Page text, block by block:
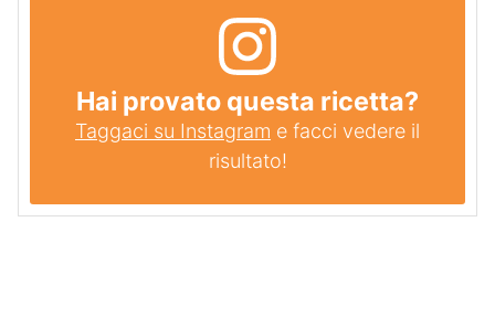
Hai provato questa ricetta?
Taggaci su Instagram e facci vedere il
risultato!